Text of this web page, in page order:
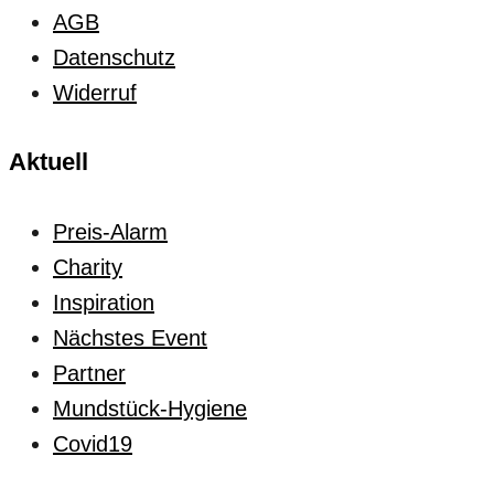
AGB
Datenschutz
Widerruf
Aktuell
Preis-Alarm
Charity
Inspiration
Nächstes Event
Partner
Mundstück-Hygiene
Covid19